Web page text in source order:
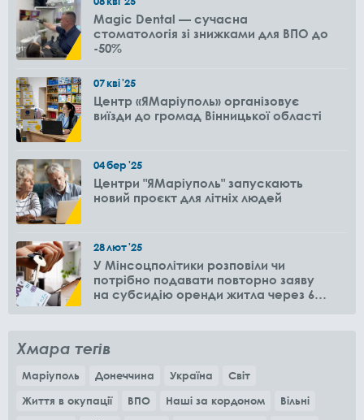
Magic Dental — сучасна
стоматологія зі знижками для ВПО до
-50%
07кві'25
Центр «ЯМаріуполь» організовує
виїзди до громад Вінницької області
04бер'25
Центри "ЯМаріуполь" запускають
новий проєкт для літніх людей
28лют'25
У Мінсоцполітики розповіли чи
потрібно подавати повторно заяву
на субсидію оренди житла через 6
Хмара тегів
Маріуполь Донеччина Україна
Світ
Життя в окупації
ВПО Наші за кордоном
Вільні